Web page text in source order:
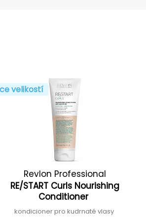
velikostí
Revlon Professional
RE/START Curls Nourishing
Conditioner
kondicioner pro kudrnaté vlasy